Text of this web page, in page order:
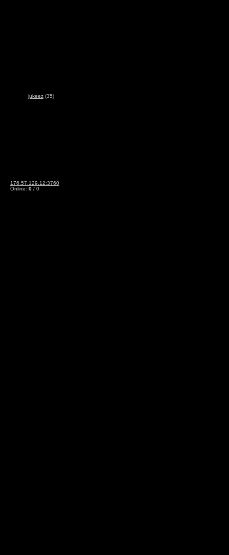
jukeez (35)
176.57.129.12:3760
Online: 0 / 0